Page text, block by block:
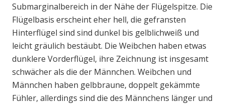
Submarginalbereich in der Nähe der Flügelspitze. Die
Flügelbasis erscheint eher hell, die gefransten
Hinterflügel sind sind dunkel bis gelblichweiß und
leicht gräulich bestäubt. Die Weibchen haben etwas
dunklere Vorderflügel, ihre Zeichnung ist insgesamt
schwächer als die der Männchen. Weibchen und
Männchen haben gelbbraune, doppelt gekämmte
Fühler, allerdings sind die des Männchens länger und